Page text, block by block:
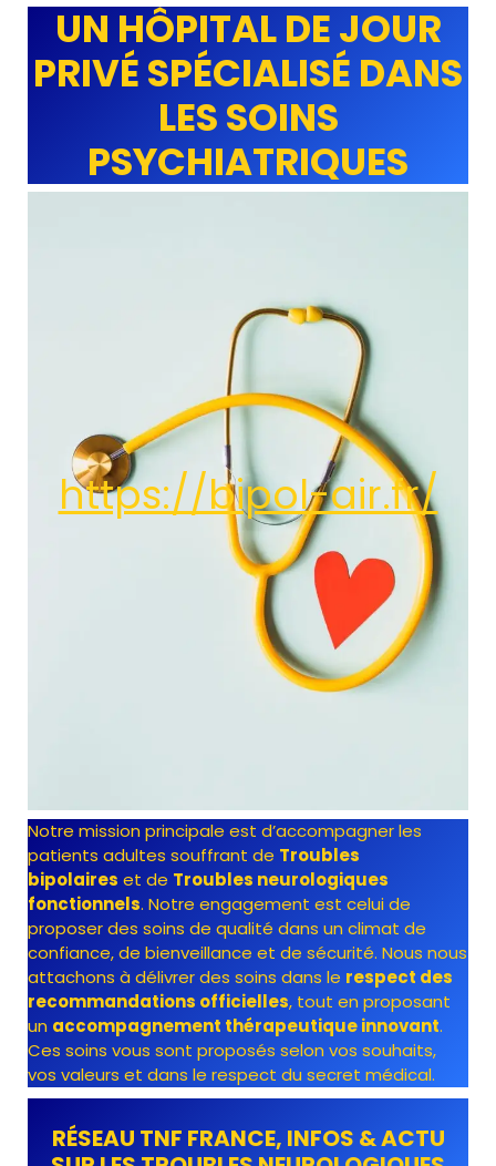
UN HÔPITAL DE JOUR
PRIVÉ SPÉCIALISÉ DANS
LES SOINS
PSYCHIATRIQUES
https://bipol-air.fr/
Notre mission principale est d’accompagner les
patients adultes souffrant de Troubles
bipolaires et de Troubles neurologiques
fonctionnels. Notre engagement est celui de
proposer des soins de qualité dans un climat de
confiance, de bienveillance et de sécurité. Nous nous
attachons à délivrer des soins dans le respect des
recommandations officielles, tout en proposant
un accompagnement thérapeutique innovant.
Ces soins vous sont proposés selon vos souhaits,
vos valeurs et dans le respect du secret médical.
RÉSEAU TNF FRANCE, INFOS & ACTU